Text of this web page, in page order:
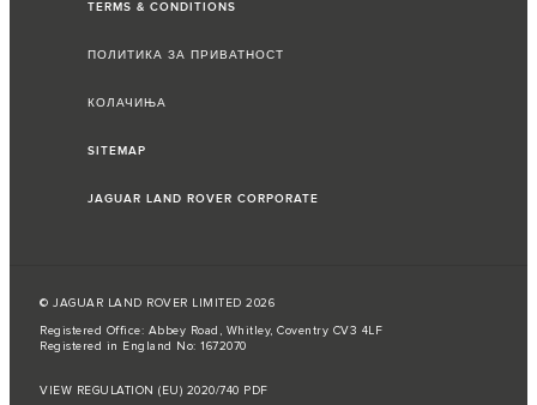
TERMS & CONDITIONS
ПОЛИТИКА ЗА ПРИВАТНОСТ
КОЛАЧИЊА
SITEMAP
JAGUAR LAND ROVER CORPORATE
© JAGUAR LAND ROVER LIMITED 2026
Registered Office: Abbey Road, Whitley, Coventry CV3 4LF
Registered in England No: 1672070
VIEW REGULATION (EU) 2020/740 PDF